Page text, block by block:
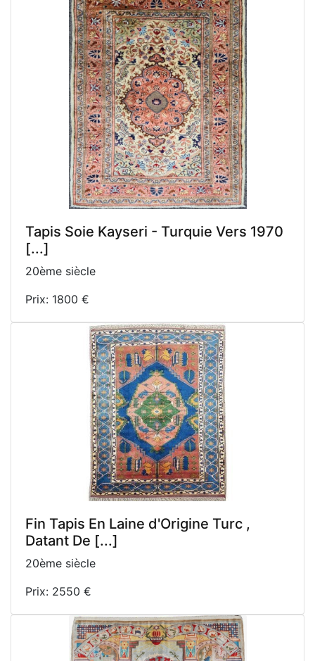
Tapis Soie Kayseri - Turquie Vers 1970
[...]
20ème siècle
Prix: 1800 €
Fin Tapis En Laine d'Origine Turc ,
Datant De [...]
20ème siècle
Prix: 2550 €